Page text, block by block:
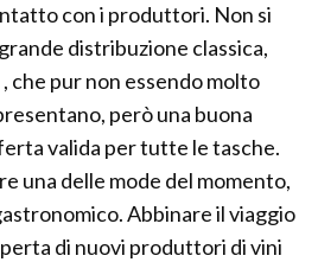
con i produttori. Non si
distribuzione classica,
che pur non essendo molto
però una buona
valida per tutte le tasche.
una delle mode del momento,
Abbinare il viaggio
di nuovi produttori di vini